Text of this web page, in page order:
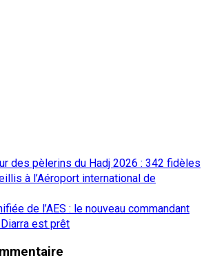
des pèlerins du Hadj 2026 : 342 fidèles
à l’Aéroport international de
de l’AES : le nouveau commandant
est prêt